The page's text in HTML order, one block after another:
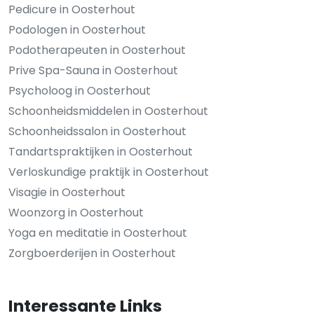
Pedicure in Oosterhout
Podologen in Oosterhout
Podotherapeuten in Oosterhout
Prive Spa-Sauna in Oosterhout
Psycholoog in Oosterhout
Schoonheidsmiddelen in Oosterhout
Schoonheidssalon in Oosterhout
Tandartspraktijken in Oosterhout
Verloskundige praktijk in Oosterhout
Visagie in Oosterhout
Woonzorg in Oosterhout
Yoga en meditatie in Oosterhout
Zorgboerderijen in Oosterhout
Interessante Links